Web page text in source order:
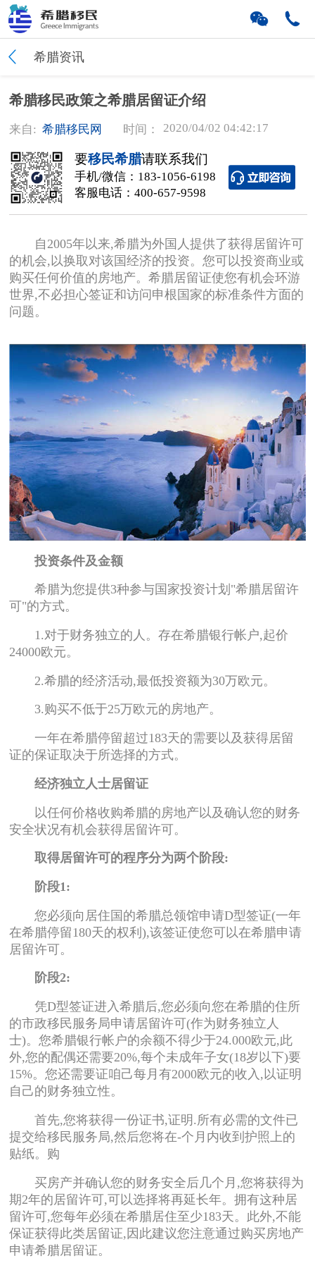
希腊资讯
希腊移民政策之希腊居留证介绍
来自: 希腊移民网 时间： 2020/04/02 04:42:17
要移民希腊请联系我们
手机/微信： 183-1056-6198
客服电话： 400-657-9598
自2005年以来,希腊为外国人提供了获得居留许可
的机会,以换取对该国经济的投资。您可以投资商业或
购买任何价值的房地产。希腊居留证使您有机会环游
世界,不必担心签证和访问申根国家的标准条件方面的
问题。
投资条件及金额
希腊为您提供3种参与国家投资计划"希腊居留许
可"的方式。
1.对于财务独立的人。存在希腊银行帐户,起价
24000欧元。
2.希腊的经济活动,最低投资额为30万欧元。
3.购买不低于25万欧元的房地产。
一年在希腊停留超过183天的需要以及获得居留
证的保证取决于所选择的方式。
经济独立人士居留证
以任何价格收购希腊的房地产以及确认您的财务
安全状况有机会获得居留许可。
取得居留许可的程序分为两个阶段:
阶段1:
您必须向居住国的希腊总领馆申请D型签证(一年
在希腊停留180天的权利),该签证使您可以在希腊申请
居留许可。
阶段2:
凭D型签证进入希腊后,您必须向您在希腊的住所
的市政移民服务局申请居留许可(作为财务独立人
士)。您希腊银行帐户的余额不得少于24.000欧元,此
外,您的配偶还需要20%,每个未成年子女(18岁以下)要
15%。您还需要证咱己每月有2000欧元的收入,以证明
自己的财务独立性。
首先,您将获得一份证书,证明.所有必需的文件已
提交给移民服务局,然后您将在-个月内收到护照上的
贴纸。购
买房产并确认您的财务安全后几个月,您将获得为
期2年的居留许可,可以选择将再延长年。拥有这种居
留许可,您每年必须在希腊居住至少183天。此外,不能
保证获得此类居留证,因此建议您注意通过购买房地产
申请希腊居留证。